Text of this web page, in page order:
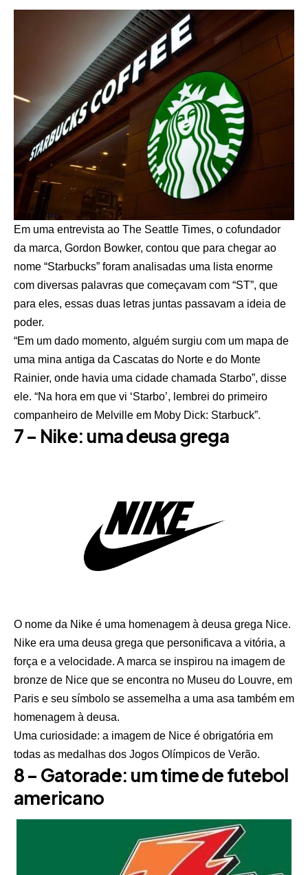
Em uma entrevista ao The Seattle Times, o cofundador
da marca, Gordon Bowker, contou que para chegar ao
nome “Starbucks” foram analisadas uma lista enorme
com diversas palavras que começavam com “ST”, que
para eles, essas duas letras juntas passavam a ideia de
poder.
“Em um dado momento, alguém surgiu com um mapa de
uma mina antiga da Cascatas do Norte e do Monte
Rainier, onde havia uma cidade chamada Starbo”, disse
ele. “Na hora em que vi ‘Starbo’, lembrei do primeiro
companheiro de Melville em Moby Dick: Starbuck”.
7 – Nike: uma deusa grega
O nome da Nike é uma homenagem à deusa grega Nice.
Nike era uma deusa grega que personificava a vitória, a
força e a velocidade. A marca se inspirou na imagem de
bronze de Nice que se encontra no Museu do Louvre, em
Paris e seu símbolo se assemelha a uma asa também em
homenagem à deusa.
Uma curiosidade: a imagem de Nice é obrigatória em
todas as medalhas dos Jogos Olímpicos de Verão.
8 – Gatorade: um time de futebol
americano